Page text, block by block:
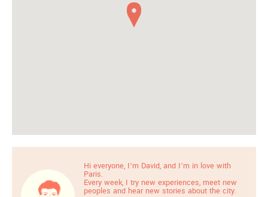
Hi everyone, I’m David, and I’m in love with
Paris.
Every week, I try new experiences, meet new
peoples and hear new stories about the city.